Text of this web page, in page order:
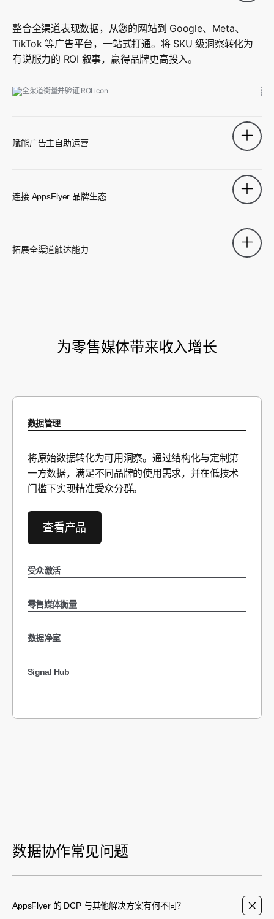
整合全渠道表现数据，从您的网站到 Google、Meta、
TikTok 等广告平台，一站式打通。将 SKU 级洞察转化为
有说服力的 ROI 叙事，赢得品牌更高投入。
赋能广告主自助运营
让品牌在您的平台上自建成功路径。直观的自助式工具支
持广告主独立创建高表现受众，释放团队精力，专注推动
连接 AppsFlyer 品牌生态
McDonald’s、PepsiCo 和 Samsung。将您的第一方数据
转化为吸引高端广告主的强力引擎，助力其拓展媒体组
拓展全渠道触达能力
为零售媒体带来收入增长
数据管理
将原始数据转化为可用洞察。通过结构化与定制第
一方数据，满足不同品牌的使用需求，并在低技术
门槛下实现精准受众分群。
查看产品
受众激活
零售媒体衡量
数据净室
Signal Hub
数据协作常见问题
AppsFlyer 的 DCP 与其他解决方案有何不同？